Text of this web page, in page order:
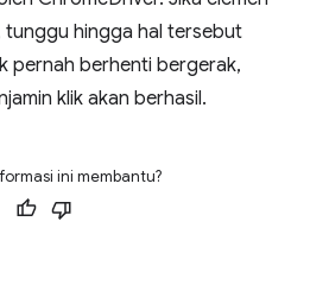
hingga hal tersebut
pernah berhenti bergerak,
klik akan berhasil.
ini membantu?